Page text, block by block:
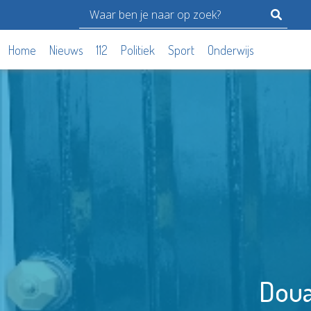
Home Nieuws 112 Politiek Sport Onderwijs